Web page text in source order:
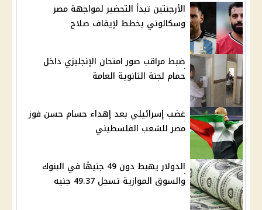
الأرجنتين تبدأ التحضير لمواجهة مصر
وسكالوني يخطط لإيقاف صلاح
ضبط مراقب صور امتحان الإنجليزي داخل
حمام لجنة الثانوية العامة
غضب إسرائيلي بعد إهداء حسام حسن فوز
مصر للشعب الفلسطيني
الدولار يهبط دون 49 جنيهًا في البنوك
والسوق الموازية تسجل 49.37 جنيه